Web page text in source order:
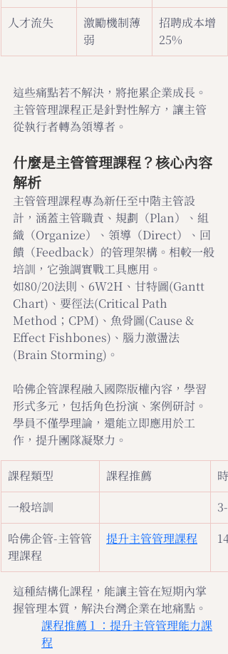
人才流失
激勵機制薄
弱
招聘成本增
25%
這些痛點若不解決，將拖累企業成長。
主管管理課程正是針對性解方，讓主管
從執行者轉為領導者。
什麼是主管管理課程？核心內容
解析
主管管理課程專為新任至中階主管設
計，涵蓋主管職責、規劃（Plan）、組
織（Organize）、領導（Direct）、回
饋（Feedback）的管理架構。相較一般
培訓，它強調實戰工具應用。
如80/20法則、6W2H、甘特圖(Gantt
Chart)、要徑法(Critical Path
Method；CPM)、魚骨圖(Cause &
Effect Fishbones)、腦力激盪法
(Brain Storming)。
哈佛企管課程融入國際版權內容，學習
形式多元，包括角色扮演、案例研討。
學員不僅學理論，還能立即應用於工
作，提升團隊凝聚力。
課程類型 課程推薦
時
一般培訓
哈佛企管-主管管
理課程
提升主管管理課程
這種結構化課程，能讓主管在短期內掌
握管理本質，解決台灣企業在地痛點。
課程推薦１：提升主管管理能力課
程